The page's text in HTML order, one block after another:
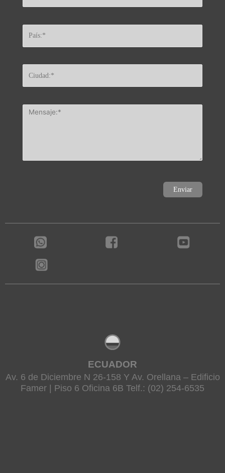
ECUADOR
Av. 6 de Diciembre N 26-158 Y Av. Orellana – Edificio
Famer | Piso 6 Oficina 6B Telf.: (02) 254-6535